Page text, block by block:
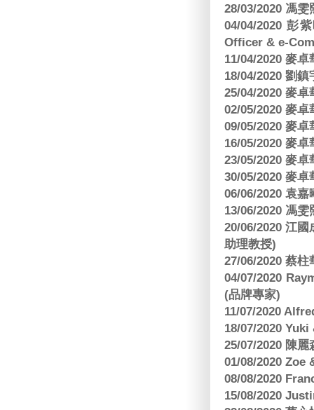
28/03/2020 馮
04/04/2020 彭
Officer & e-
11/04/2020 麥
18/04/2020 劉
25/04/2020 麥
02/05/2020 麥
09/05/2020 麥
16/05/2020 麥
23/05/2020 麥
30/05/2020 麥
06/06/2020 袁
13/06/2020 馮
20/06/2020 江
助理教授)
27/06/2020 蔡
04/07/2020
(品牌專家)
11/07/2020
18/07/2020
25/07/2020 陳
01/08/2020 Zoe
08/08/2020
15/08/2020